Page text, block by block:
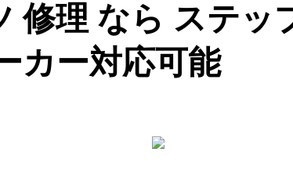
修理 なら ステッ
カー対応可能